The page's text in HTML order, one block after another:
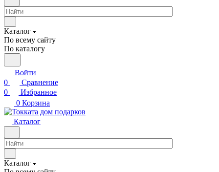
Каталог
По всему сайту
По каталогу
Войти
0
Сравнение
0
Избранное
0 Корзина
Каталог
Каталог